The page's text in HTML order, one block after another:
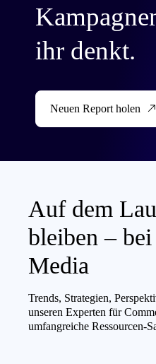
ihr denkt.
Neuen Report holen
Auf dem
bleiben –
Media
Trends, Strategien,
unseren Experten für
umfangreiche Ressourcen-